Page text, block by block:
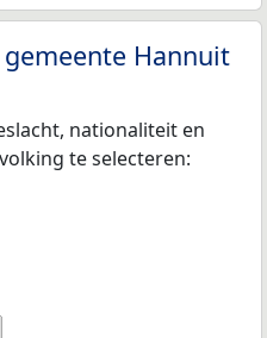
Hannuit
nationaliteit en
te selecteren: